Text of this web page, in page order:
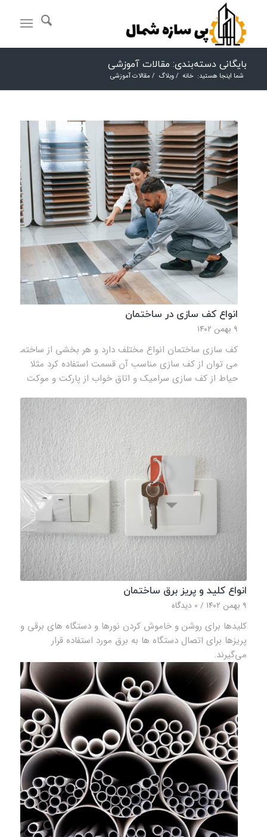
بایگانی دسته‌بندی: مقالات آموزشی
شما اینجا هستید: خانه / وبلاگ / مقالات آموزشی
انواع کف‌ سازی در ساختمان
۹ بهمن ۱۴۰۲
کف سازی ساختمان انواع مختلف دارد و هر بخشی از ساختمان
می توان از کف سازی مناسب آن قسمت استفاده کرد مثلا
حیاط از کف سازی سرامیک و اتاق خواب از پارکت و موکت
انواع کلید و پریز برق ساختمان
۹ بهمن ۱۴۰۲ / 0 دیدگاه‌
کلیدها برای روشن و خاموش کردن نورها و دستگاه‌ های برقی و
پریزها برای اتصال دستگاه‌ ها به برق مورد استفاده قرار
می‌گیرند.